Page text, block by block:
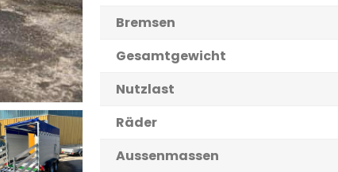
Bremsen
Gesamtgewicht
Nutzlast
Räder
Aussenmassen